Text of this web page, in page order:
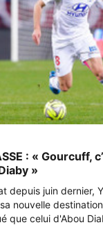
: « Gourcuff,
»
depuis juin dernier,
nouvelle
que celui d'Abou